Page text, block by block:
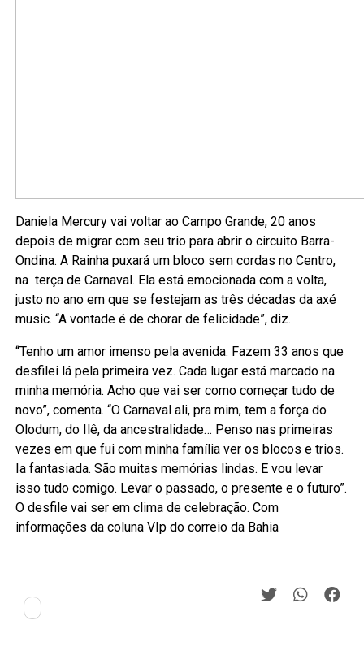
Daniela Mercury vai voltar ao Campo Grande, 20 anos
depois de migrar com seu trio para abrir o circuito Barra-
Ondina. A Rainha puxará um bloco sem cordas no Centro,
na terça de Carnaval. Ela está emocionada com a volta,
justo no ano em que se festejam as três décadas da axé
music. “A vontade é de chorar de felicidade”, diz.
“Tenho um amor imenso pela avenida. Fazem 33 anos que
desfilei lá pela primeira vez. Cada lugar está marcado na
minha memória. Acho que vai ser como começar tudo de
novo”, comenta. “O Carnaval ali, pra mim, tem a força do
Olodum, do Ilê, da ancestralidade… Penso nas primeiras
vezes em que fui com minha família ver os blocos e trios.
Ia fantasiada. São muitas memórias lindas. E vou levar
isso tudo comigo. Levar o passado, o presente e o futuro”.
O desfile vai ser em clima de celebração. Com
informações da coluna VIp do correio da Bahia